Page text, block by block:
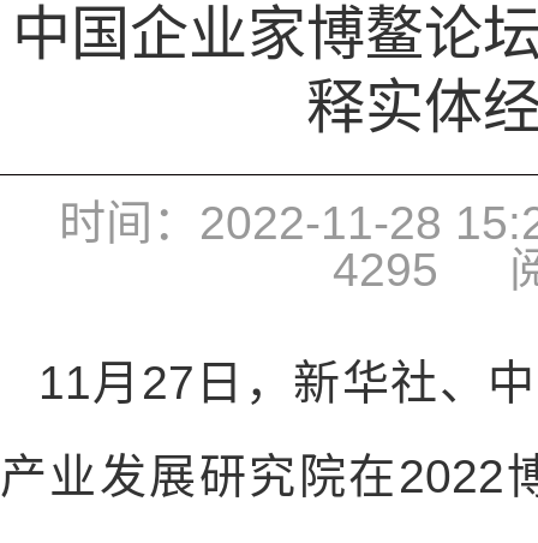
中国企业家博鳌论
释实体
时间：2022-11-28
4295
11月27日，新华社、
产业发展研究院在2022